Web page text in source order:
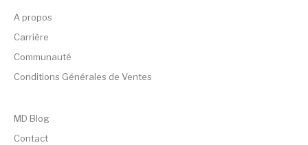
A propos
Carrière
Communauté
Conditions Générales de Ventes
MD Blog
Contact